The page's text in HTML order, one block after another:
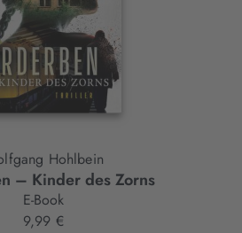
Hohlbein
– Kinder des Zorns
E-Book
9,99 €